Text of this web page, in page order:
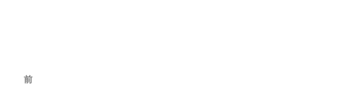
投
前
前